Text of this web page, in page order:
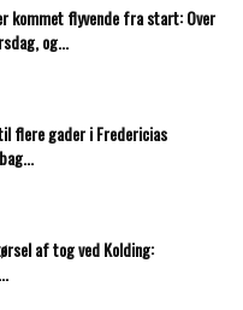
kommet flyvende fra start: Over
og...
flere gader i Fredericias
af tog ved Kolding: